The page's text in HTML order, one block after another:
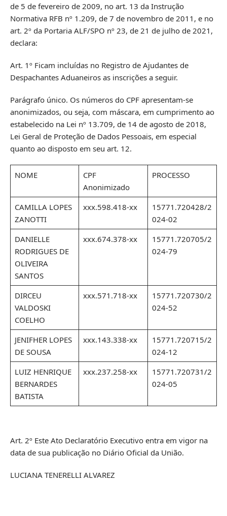
de 5 de fevereiro de 2009, no art. 13 da Instrução
Normativa RFB nº 1.209, de 7 de novembro de 2011, e no
art. 2º da Portaria ALF/SPO nº 23, de 21 de julho de 2021,
declara:
Art. 1º Ficam incluídas no Registro de Ajudantes de
Despachantes Aduaneiros as inscrições a seguir.
Parágrafo único. Os números do CPF apresentam-se
anonimizados, ou seja, com máscara, em cumprimento ao
estabelecido na Lei nº 13.709, de 14 de agosto de 2018,
Lei Geral de Proteção de Dados Pessoais, em especial
quanto ao disposto em seu art. 12.
NOME
CPF
Anonimizado
PROCESSO
CAMILLA LOPES
ZANOTTI
xxx.598.418-xx
15771.720428/2
024-02
DANIELLE
RODRIGUES DE
OLIVEIRA
SANTOS
xxx.674.378-xx
15771.720705/2
024-79
DIRCEU
VALDOSKI
COELHO
xxx.571.718-xx
15771.720730/2
024-52
JENIFHER LOPES
DE SOUSA
xxx.143.338-xx
15771.720715/2
024-12
LUIZ HENRIQUE
BERNARDES
BATISTA
xxx.237.258-xx
15771.720731/2
024-05
Art. 2º Este Ato Declaratório Executivo entra em vigor na
data de sua publicação no Diário Oficial da União.
LUCIANA TENERELLI ALVAREZ